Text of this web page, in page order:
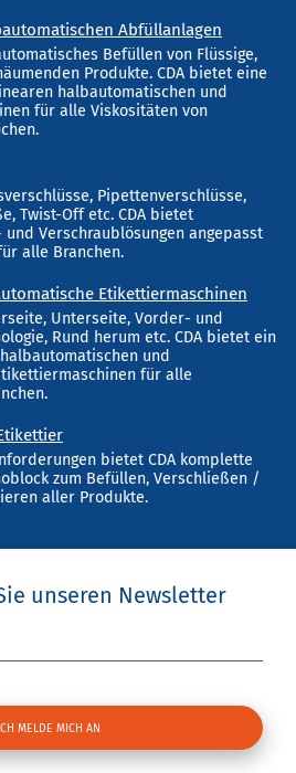
Abfüllanlagen
Befüllen von Flüssige,
Produkte. CDA bietet eine
halbautomatischen und
für alle Viskositäten von
Pipettenverschlüsse,
Twist-Off etc. CDA bietet
Verschraublösungen angepasst
alle Branchen.
Etikettiermaschinen
Unterseite, Vorder- und
Rund herum etc. CDA bietet ein
und
für alle
bietet CDA komplette
zum Befüllen, Verschließen /
aller Produkte.
unseren Newsletter